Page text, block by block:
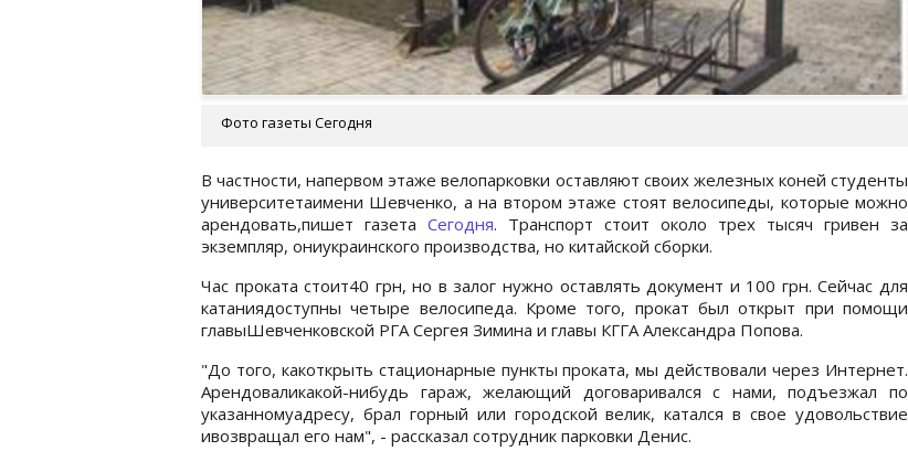
Фото газеты Сегодня
В частности, напервом этаже велопарковки оставляют своих железных коней студенты
университетаимени Шевченко, а на втором этаже стоят велосипеды, которые можно
арендовать,пишет газета Сегодня. Транспорт стоит около трех тысяч гривен за
экземпляр, ониукраинского производства, но китайской сборки.
Час проката стоит40 грн, но в залог нужно оставлять документ и 100 грн. Сейчас для
катаниядоступны четыре велосипеда. Кроме того, прокат был открыт при помощи
главыШевченковской РГА Сергея Зимина и главы КГГА Александра Попова.
"До того, какоткрыть стационарные пункты проката, мы действовали через Интернет.
Арендоваликакой-нибудь гараж, желающий договаривался с нами, подъезжал по
указанномуадресу, брал горный или городской велик, катался в свое удовольствие
ивозвращал его нам", - рассказал сотрудник парковки Денис.